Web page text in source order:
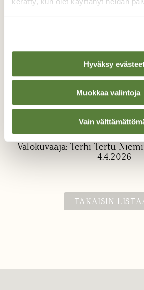
Hyväksy
Muokkaa valintoja
Vain
Paarma
tolpassa tämän pienen
Valokuvaaja: Terhi Tertu
4.4.2026
TAKAISIN